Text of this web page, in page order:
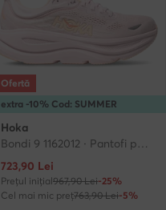
extra -10% Cod: SUMMER
Ofertă
Hoka
Bondi 9 1162012 · Pantofi pentru alergare
Prețul actual
723,90 Lei
Prețul inițial967,90 Lei-25%
Cel mai mic preț763,90 Lei-5%